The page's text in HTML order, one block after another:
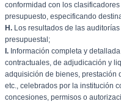
conformidad con los
presupuesto, especificando
H. Los resultados de las
presupuestal;
I. Información completa y
contractuales, de adjudicación y
adquisición de bienes, prestación
etc., celebrados por la institución
concesiones, permisos o